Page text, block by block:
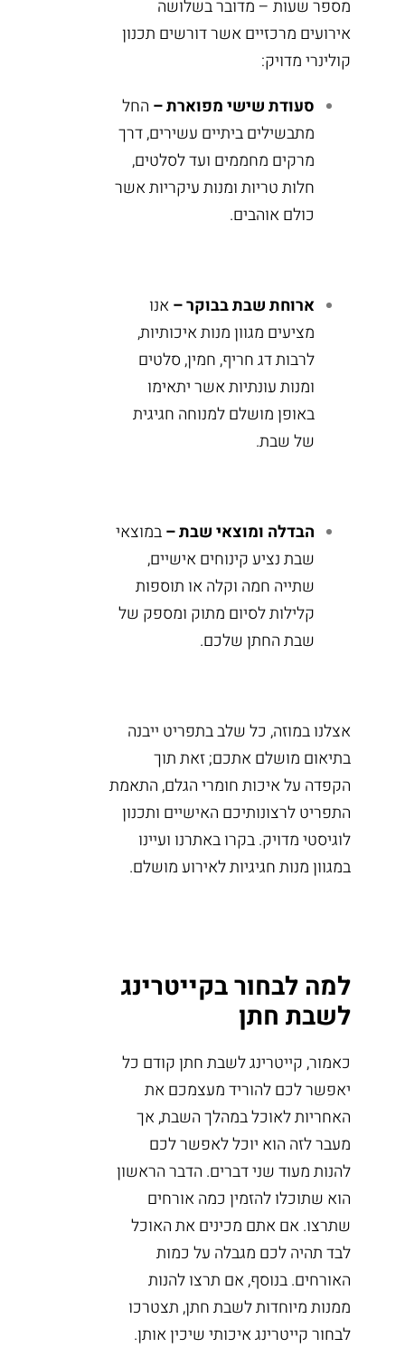
מספר שעות – מדובר בשלושה
אירועים מרכזיים אשר דורשים תכנון
קולינרי מדויק:
סעודת שישי מפוארת – החל
מתבשילים ביתיים עשירים, דרך
מרקים מחממים ועד לסלטים,
חלות טריות ומנות עיקריות אשר
כולם אוהבים.
ארוחת שבת בבוקר – אנו
מציעים מגוון מנות איכותיות,
לרבות דג חריף, חמין, סלטים
ומנות עונתיות אשר יתאימו
באופן מושלם למנוחה חגיגית
של שבת.
הבדלה ומוצאי שבת –במוצאי
שבת נציע קינוחים אישיים,
שתייה חמה וקלה או תוספות
קלילות לסיום מתוק ומספק של
שבת החתן שלכם.
אצלנו במוזה, כל שלב בתפריט ייבנה
בתיאום מושלם אתכם; זאת תוך
הקפדה על איכות חומרי הגלם, התאמת
התפריט לרצונותיכם האישיים ותכנון
לוגיסטי מדויק. בקרו באתרנו ועיינו
במגוון מנות חגיגיות לאירוע מושלם.
למה לבחור בקייטרינג
לשבת חתן
כאמור, קייטרינג לשבת חתן קודם כל
יאפשר לכם להוריד מעצמכם את
האחריות לאוכל במהלך השבת, אך
מעבר לזה הוא יוכל לאפשר לכם
להנות מעוד שני דברים. הדבר הראשון
הוא שתוכלו להזמין כמה אורחים
שתרצו. אם אתם מכינים את האוכל
לבד תהיה לכם מגבלה על כמות
האורחים. בנוסף, אם תרצו להנות
ממנות מיוחדות לשבת חתן, תצטרכו
לבחור קייטרינג איכותי שיכין אותן.